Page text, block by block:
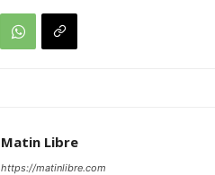
Matin Libre
https://matinlibre.com